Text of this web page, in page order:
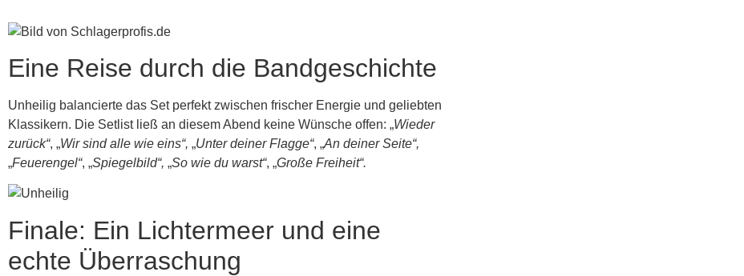
Eine Reise durch die Bandgeschichte
Unheilig balancierte das Set perfekt zwischen frischer Energie und geliebten
Klassikern. Die Setlist ließ an diesem Abend keine Wünsche offen: „Wieder
zurück“, „Wir sind alle wie eins“, „Unter deiner Flagge“, „An deiner Seite“,
„Feuerengel“, „Spiegelbild“, „So wie du warst“, „Große Freiheit“.
Finale: Ein Lichtermeer und eine
echte Überraschung